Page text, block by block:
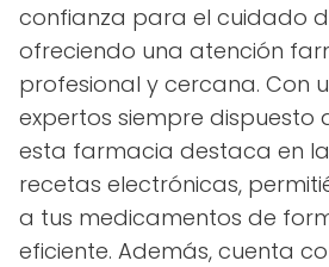
confianza para el cuidado
ofreciendo una atención
profesional y cercana. Con
expertos siempre dispuesto
esta farmacia destaca en
recetas electrónicas,
a tus medicamentos de
eficiente. Además, cuenta